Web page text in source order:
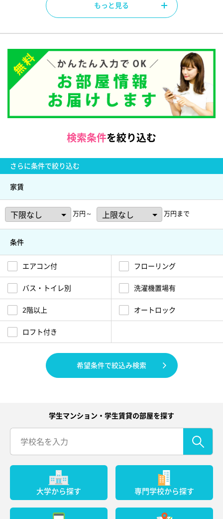
もっと見る
検索条件を絞り込む
さらに条件で絞り込む
家賃
万円～ 万円まで
条件
エアコン付 フローリング
バス・トイレ別 洗濯機置場有
2階以上 オートロック
ロフト付き
希望条件で絞込み検索
学生マンション・学生賃貸の部屋を探す
大学から探す 専門学校から探す